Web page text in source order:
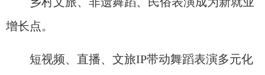
增长点。
短视频、直播、文旅IP带动舞蹈表演多元化